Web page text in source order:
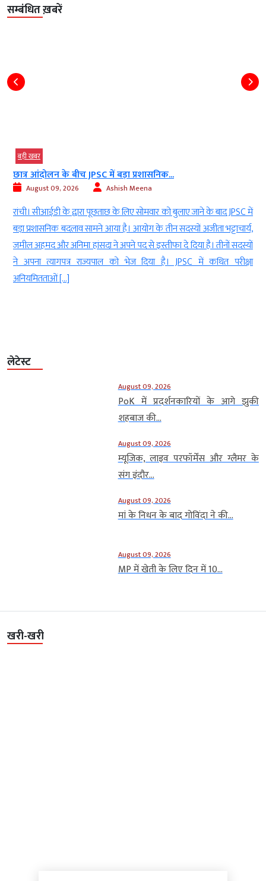
सम्बंधित ख़बरें
बड़ी खबर
छात्र आंदोलन के बीच JPSC में बड़ा प्रशासनिक...
August 09, 2026 Ashish Meena
रांची। सीआईडी के द्वारा पूछताछ के लिए सोमवार को बुलाए जाने के बाद JPSC में
बड़ा प्रशासनिक बदलाव सामने आया है। आयोग के तीन सदस्यों अजीता भट्टाचार्य,
जमील अहमद और अनिमा हांसदा ने अपने पद से इस्तीफा दे दिया है। तीनों सदस्यों
ने अपना त्यागपत्र राज्यपाल को भेज दिया है। JPSC में कथित परीक्षा
अनियमितताओं […]
लेटेस्ट
August 09, 2026
PoK में प्रदर्शनकारियों के आगे झुकी
शहबाज की...
August 09, 2026
म्यूजिक, लाइव परफॉर्मेंस और ग्लैमर के
संग इंदौर...
August 09, 2026
मां के निधन के बाद गोविंदा ने की...
August 09, 2026
MP में खेती के लिए दिन में 10...
खरी-खरी